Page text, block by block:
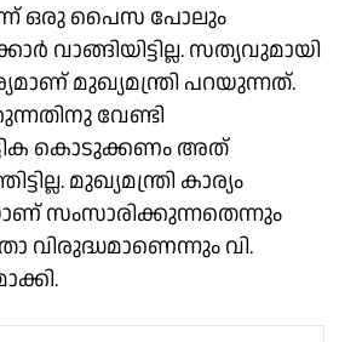
ഒരു പൈസ പോലും
സത്യവുമായി
മുഖ്യമന്ത്രി പറയുന്നത്.
വേണ്ടി
കൊടുക്കണം അത്
മുഖ്യമന്ത്രി കാര്യം
സംസാരിക്കുന്നതെന്നും
വി.